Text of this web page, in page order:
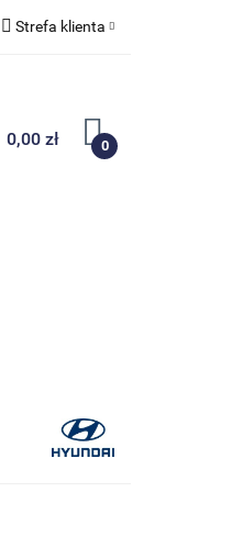
Strefa klienta
Zarejestruj się
Dodaj zgłoszenie
0,00 zł 0